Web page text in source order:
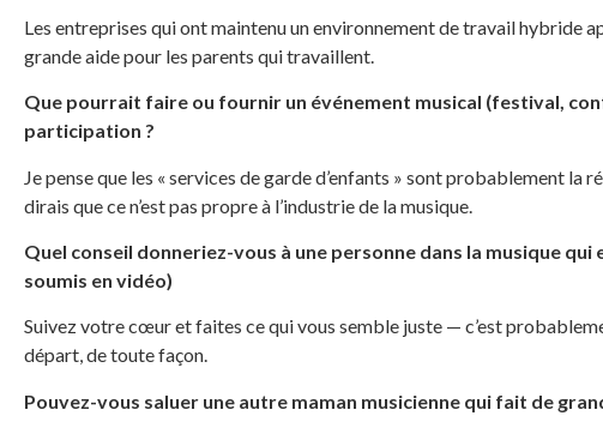
Les entreprises qui ont maintenu un environnement de travail hybride
grande aide pour les parents qui travaillent.
Que pourrait faire ou fournir un événement musical (festival,
participation ?
Je pense que les « services de garde d’enfants » sont probablement
dirais que ce n’est pas propre à l’industrie de la musique.
Quel conseil donneriez-vous à une personne dans la musique
soumis en vidéo)
Suivez votre cœur et faites ce qui vous semble juste — c’est
départ, de toute façon.
Pouvez-vous saluer une autre maman musicienne qui fait de